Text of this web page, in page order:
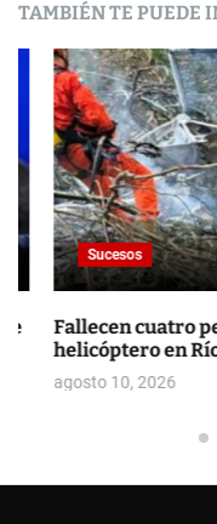
TAMBIÉN TE PUEDE
Sucesos
Fallecen cuatro
helicóptero en Río
agosto 10, 2026